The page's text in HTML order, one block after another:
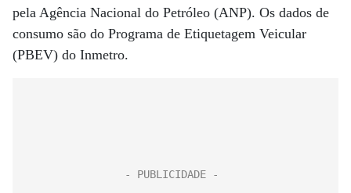
pela Agência Nacional do Petróleo (ANP). Os dados de
consumo são do Programa de Etiquetagem Veicular
(PBEV) do Inmetro.